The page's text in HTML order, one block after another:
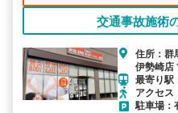
交通事故施術
住所：群
伊勢崎店
最寄り駅
アクセス
駐車場：